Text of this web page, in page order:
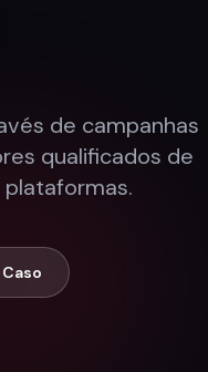
de campanhas
qualificados de